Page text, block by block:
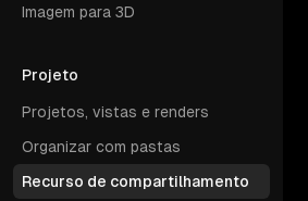
Imagem para 3D
Projeto
Projetos, vistas e renders
Organizar com pastas
Recurso de compartilhamento